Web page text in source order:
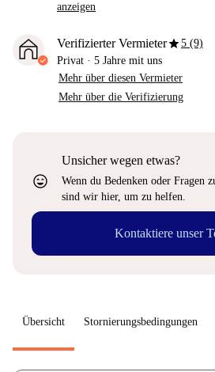
anzeigen
Verifizierter Vermieterstar5 (9)
Privat · 5 Jahre mit uns
Mehr über diesen Vermieter
Mehr über die Verifizierung
sentiment_very_satisfied
Unsicher wegen etwas?
Wenn du Bedenken oder Fragen
sind wir hier, um zu helfen.
Kontaktiere unser
Übersicht Stornierungsbedingungen